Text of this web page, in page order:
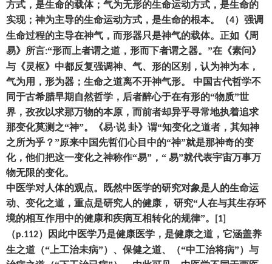
方式 ， 是生命的载体； 气为无形的生命运动方式 ， 是生命的
实现； 神为主导的生命运动方式 ， 是生命的根本。 （4） 强调
生命过程的主导在神气 ， 而形器只是神气的载体。正如《周
易》所言:“形而上者谓之道 ， 形而下者谓之器。 ”在《素问》
与《灵枢》中都反复强调神、气、形的区别 ， 认为神为本，
气为用 ， 形为器 ； 生命之道离不开神气形。
中国古代哲学不
同于古希腊早期自然哲学 ， 后者醉心于在有形的“物质”世
界 ， 孜孜以求那万物的本原 ， 而前者却异乎寻常地执着追求
那变化莫测之“神”。《易·说 卦》谓“知变化之道者 ， 其知神
之所为乎 ？”原来中国先哲们心目中的“神”就是那神奇的变
化， 他们把这一变化之神称作“易” ， “ 易”就代表宇宙万事万
物无限的变化。
中医学对人体的观点。既然中医学的研究对象是人的生命运
动、变化之道 ， 重点是研究人的健康 ， 研究“人在与其生存环
境的相互作用中的健康和疾病互相转化的规律”。
[1]
（p.112） 因此中医学乃是健康医学 ， 是健康之道 ， 它涵盖养
生之道 （“上工治未病”） 、保健之道、（“中工治将病”） 与